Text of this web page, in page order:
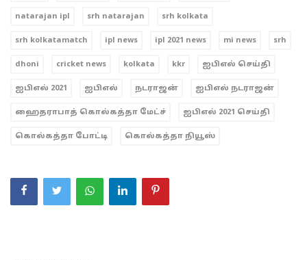
natarajan ipl srh natarajan srh kolkata
srh kolkatamatch ipl news ipl 2021 news mi news srh
dhoni cricket news kolkata kkr ஐபிஎல் செய்தி
ஐபிஎல் 2021 ஐபிஎல் நடராஜன் ஐபிஎல் நடராஜன்
ஹைதராபாத் கொல்கத்தா மேட்ச் ஐபிஎல் 2021 செய்தி
கொல்கத்தா போட்டி கொல்கத்தா நியூஸ்